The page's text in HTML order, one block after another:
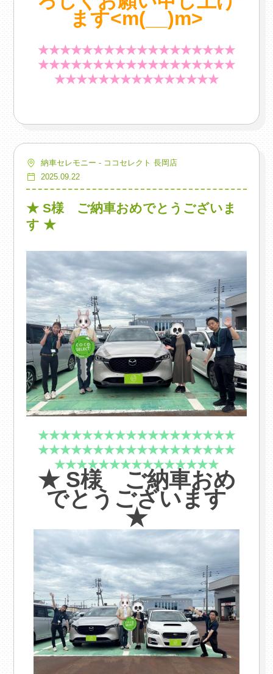
ます<m(__)m>
★★★★★★★★★★★★★★★★★★
★★★★★★★★★★★★★★★★★★
★★★★★★★★★★★★★★★
納車セレモニー - ココセレクト 長岡店
2025.09.22
★ S様 ご納車おめでとうございま
す ★
★★★★★★★★★★★★★★★★★★
★★★★★★★★★★★★★★★★★★
★★★★★★★★★★★★★★★
★ S様 ご納車おめ
でとうございます
★